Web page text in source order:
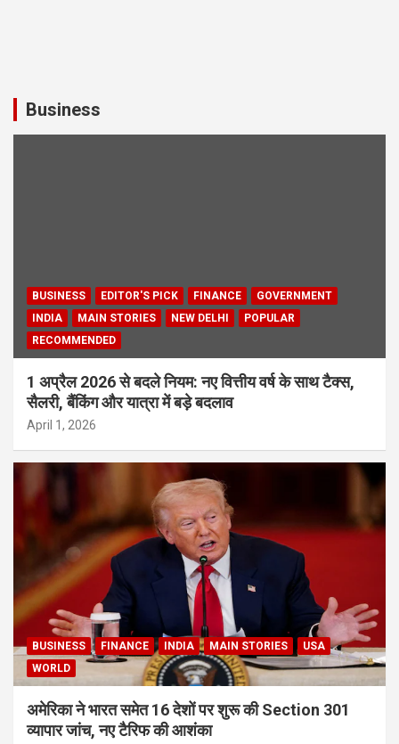
Business
BUSINESS EDITOR'S PICK FINANCE
GOVERNMENT
INDIA
MAIN STORIES NEW DELHI
POPULAR
RECOMMENDED
1 अप्रैल 2026 से बदले नियम: नए वित्तीय वर्ष के साथ टैक्स,
सैलरी, बैंकिंग और यात्रा में बड़े बदलाव
April 1, 2026
BUSINESS FINANCE INDIA MAIN STORIES
USA
WORLD
अमेरिका ने भारत समेत 16 देशों पर शुरू की Section 301
व्यापार जांच, नए टैरिफ की आशंका